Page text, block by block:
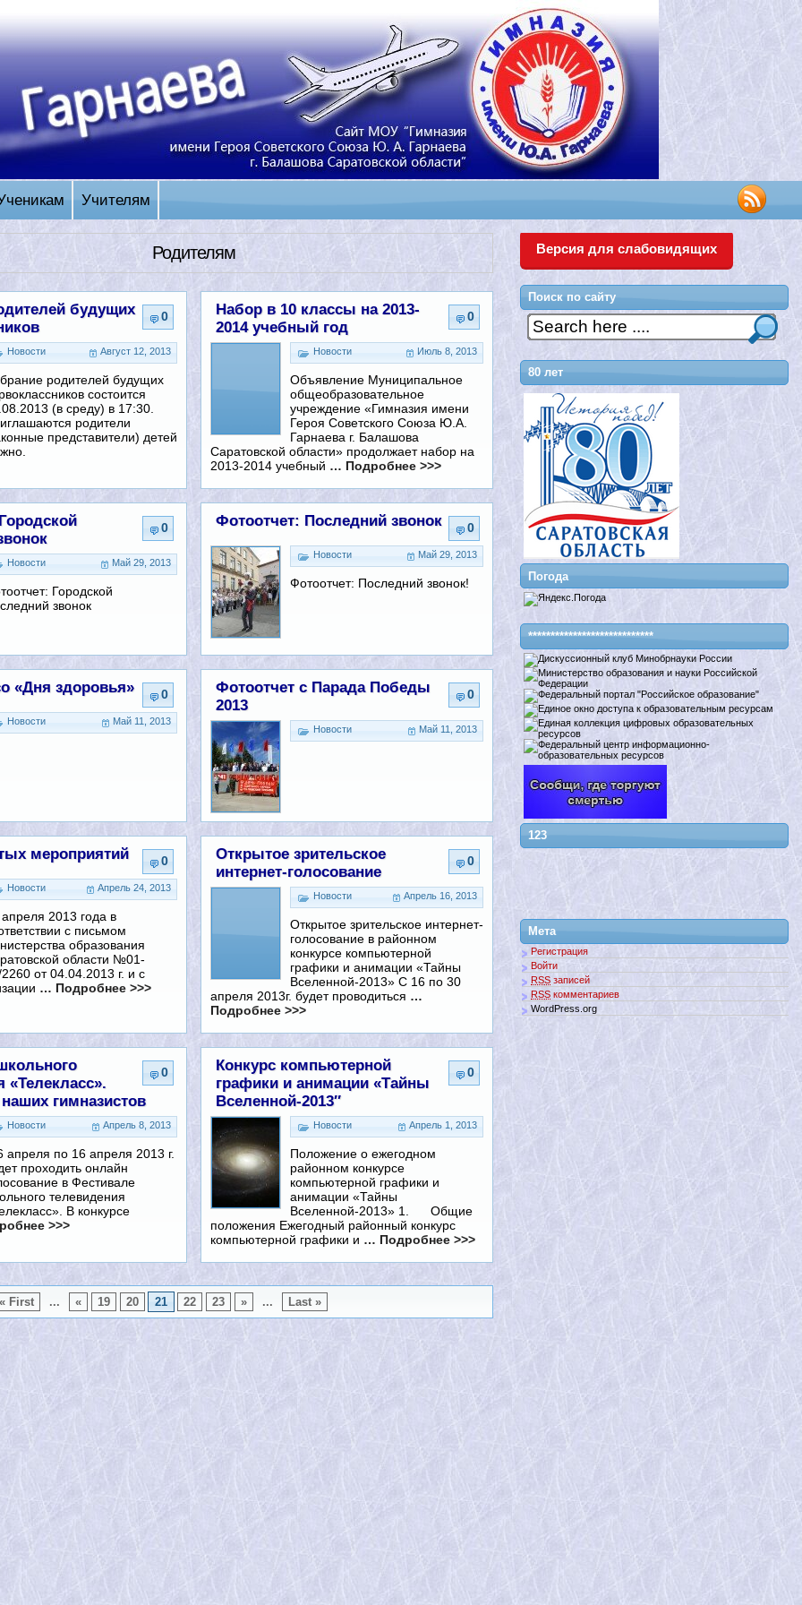
Учителям
Родителям
0
будущих
Август 12, 2013
Новости
родителей будущих
состоится
(в среду) в 17:30.
родители
представители) детей
0
Набор в 10 классы на 2013-
2014 учебный год
Июль 8, 2013
Новости
Объявление Муниципальное
общеобразовательное
учреждение «Гимназия имени
Героя Советского Союза Ю.А.
Гарнаева г. Балашова
Саратовской области» продолжает набор на
2013-2014 учебный … Подробнее >>>
0
Май 29, 2013
Новости
Городской
звонок
0
Фотоотчет: Последний звонок
Май 29, 2013
Новости
Фотоотчет: Последний звонок!
0
«Дня здоровья»
Май 11, 2013
Новости
0
Фотоотчет с Парада Победы
2013
Май 11, 2013
Новости
0
мероприятий
Апрель 24, 2013
Новости
2013 года в
с письмом
образования
области №01-
от 04.04.2013 г. и с
… Подробнее >>>
0
Открытое зрительское
интернет-голосование
Апрель 16, 2013
Новости
Открытое зрительское интернет-
голосование в районном
конкурсе компьютерной
графики и анимации «Тайны
Вселенной-2013» С 16 по 30
апреля 2013г. будет проводиться …
Подробнее >>>
0
«Телекласс».
гимназистов
Апрель 8, 2013
Новости
апреля по 16 апреля 2013 г.
проходить онлайн
в Фестивале
телевидения
В конкурсе
>>>
0
Конкурс компьютерной
графики и анимации «Тайны
Вселенной-2013″
Апрель 1, 2013
Новости
Положение о ежегодном
районном конкурсе
компьютерной графики и
анимации «Тайны
Вселенной-2013» 1. Общие
положения Ежегодный районный конкурс
компьютерной графики и … Подробнее >>>
« First ... « 19 20 21 22 23 » ... Last »
Версия для слабовидящих
Поиск по сайту
80 лет
Погода
****************************
123
Мета
Регистрация
Войти
RSS записей
RSS комментариев
WordPress.org